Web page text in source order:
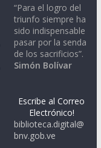
“Para el logro del
triunfo siempre ha
sido indispensable
pasar por la senda
de los sacrificios”.
Simón Bolívar
Escribe al Correo
Electrónico!
biblioteca.digital@
bnv.gob.ve